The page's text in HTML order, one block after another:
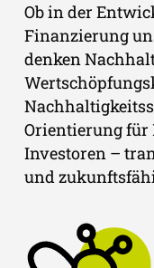
Ob in der
Finanzierung
denken
Orientierung für
Investoren –
und